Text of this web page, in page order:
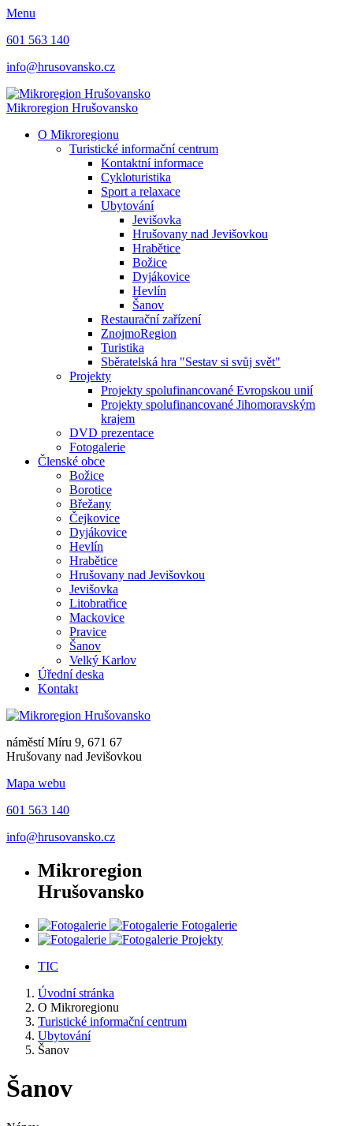
Menu
601 563 140
info@hrusovansko.cz
Mikroregion Hrušovansko
O Mikroregionu
Turistické informační centrum
Kontaktní informace
Cykloturistika
Sport a relaxace
Ubytování
Jevišovka
Hrušovany nad Jevišovkou
Hrabětice
Božice
Dyjákovice
Hevlín
Šanov
Restaurační zařízení
ZnojmoRegion
Turistika
Sběratelská hra "Sestav si svůj svět"
Projekty
Projekty spolufinancované Evropskou unií
Projekty spolufinancované Jihomoravským
krajem
DVD prezentace
Fotogalerie
Členské obce
Božice
Borotice
Břežany
Čejkovice
Dyjákovice
Hevlín
Hrabětice
Hrušovany nad Jevišovkou
Jevišovka
Litobratřice
Mackovice
Pravice
Šanov
Velký Karlov
Úřední deska
Kontakt
náměstí Míru 9, 671 67
Hrušovany nad Jevišovkou
Mapa webu
601 563 140
info@hrusovansko.cz
Mikroregion
Hrušovansko
Fotogalerie
Projekty
TIC
Úvodní stránka
O Mikroregionu
Turistické informační centrum
Ubytování
Šanov
Šanov